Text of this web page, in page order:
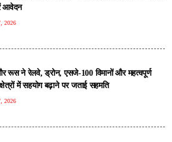
आवेदन
2026
रूस ने रेलवे, ड्रोन, एसजे-100 विमानों और महत्वपूर्ण
में सहयोग बढ़ाने पर जताई सहमति
2026